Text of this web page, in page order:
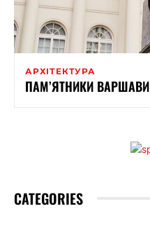
АРХІТЕКТУРА
ПАМ’ЯТНИКИ ВАРШАВИ
CATEGORIES